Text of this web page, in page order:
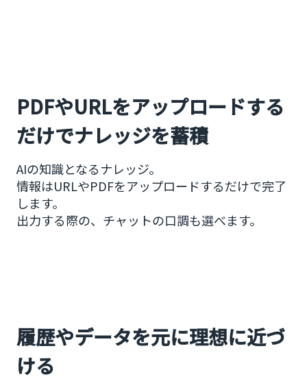
PDFやURLをアップロードする
だけでナレッジを蓄積
AIの知識となるナレッジ。
情報はURLやPDFをアップロードするだけで完了
します。
出力する際の、チャットの口調も選べます。
履歴やデータを元に理想に近づ
ける